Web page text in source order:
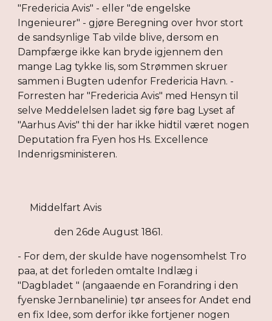
"Fredericia Avis" - eller "de engelske
Ingenieurer" - gjøre Beregning over hvor stort
de sandsynlige Tab vilde blive, dersom en
Dampfærge ikke kan bryde igjennem den
mange Lag tykke Iis, som Strømmen skruer
sammen i Bugten udenfor Fredericia Havn. -
Forresten har "Fredericia Avis" med Hensyn til
selve Meddelelsen ladet sig føre bag Lyset af
"Aarhus Avis" thi der har ikke hidtil været nogen
Deputation fra Fyen hos Hs. Excellence
Indenrigsministeren.
Middelfart Avis
den 26de August 1861.
- For dem, der skulde have nogensomhelst Tro
paa, at det forleden omtalte Indlæg i
"Dagbladet " (angaaende en Forandring i den
fyenske Jernbanelinie) tør ansees for Andet end
en fix Idee, som derfor ikke fortjener nogen